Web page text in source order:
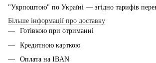
"Укрпоштою" по Україні — згідно тарифів
Більше інформації про доставку
Готівкою при отриманні
Кредитною карткою
Оплата на IBAN